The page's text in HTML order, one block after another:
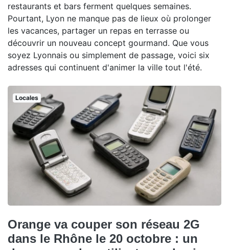
restaurants et bars ferment quelques semaines.
Pourtant, Lyon ne manque pas de lieux où prolonger
les vacances, partager un repas en terrasse ou
découvrir un nouveau concept gourmand. Que vous
soyez Lyonnais ou simplement de passage, voici six
adresses qui continuent d'animer la ville tout l'été.
Locales
Orange va couper son réseau 2G
dans le Rhône le 20 octobre : un